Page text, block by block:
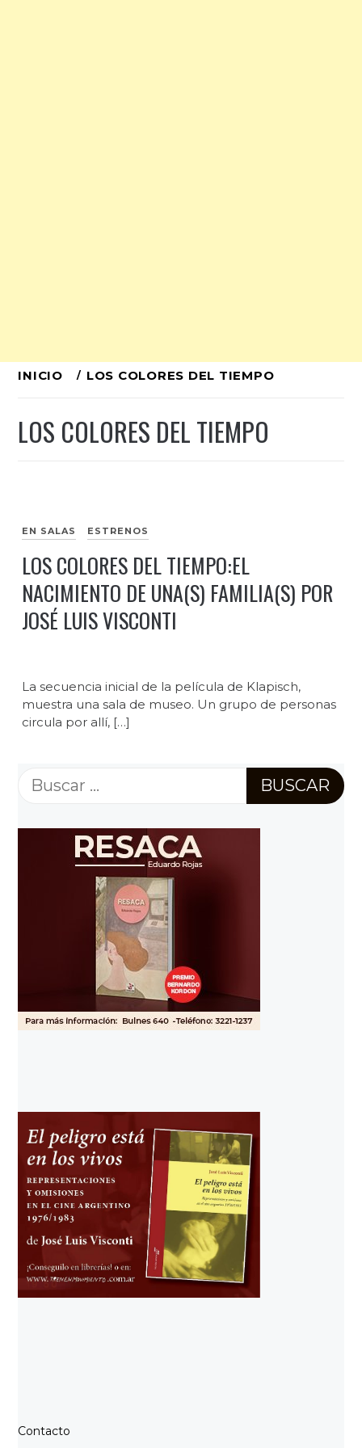
Ir
contenido
INICIO LOS COLORES DEL TIEMPO
LOS COLORES DEL TIEMPO
EN SALAS ESTRENOS
LOS COLORES DEL TIEMPO:EL
NACIMIENTO DE UNA(S) FAMILIA(S) POR
JOSÉ LUIS VISCONTI
La secuencia inicial de la película de Klapisch,
muestra una sala de museo. Un grupo de personas
circula por allí, […]
Buscar:
Contacto